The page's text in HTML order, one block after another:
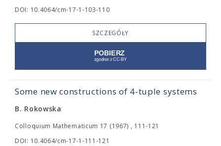
DOI: 10.4064/cm-17-1-103-110
SZCZEGÓŁY
Some new constructions of 4-tuple systems
B. Rokowska
Colloquium Mathematicum 17 (1967) , 111-121
DOI: 10.4064/cm-17-1-111-121